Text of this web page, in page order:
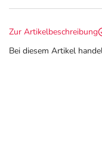
Zur Artikelbeschreibung
Bei diesem Artikel